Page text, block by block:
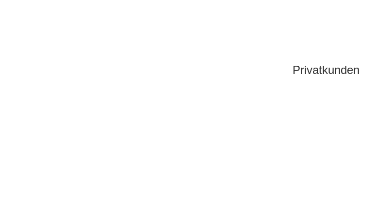
Privatkunden